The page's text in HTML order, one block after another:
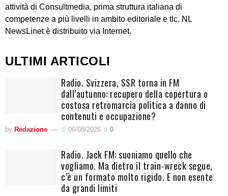
attività di Consultmedia, prima struttura italiana di
competenze a più livelli in ambito editoriale e tlc. NL
NewsLinet è distribuito via Internet.
ULTIMI ARTICOLI
Radio. Svizzera, SSR torna in FM
dall’autunno: recupero della copertura o
costosa retromarcia politica a danno di
contenuti e occupazione?
by Redazione 06/08/2026 0
Radio. Jack FM: suoniamo quello che
vogliamo. Ma dietro il train-wreck segue,
c’è un formato molto rigido. E non esente
da grandi limiti